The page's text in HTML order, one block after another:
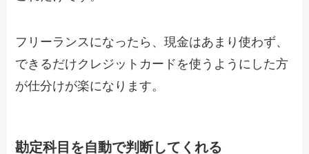
フリーランスになったら、現金はあまり使わず、
できるだけクレジットカードを使うようにした方
が仕分けが楽になります。
勘定科目を自動で判断してくれる